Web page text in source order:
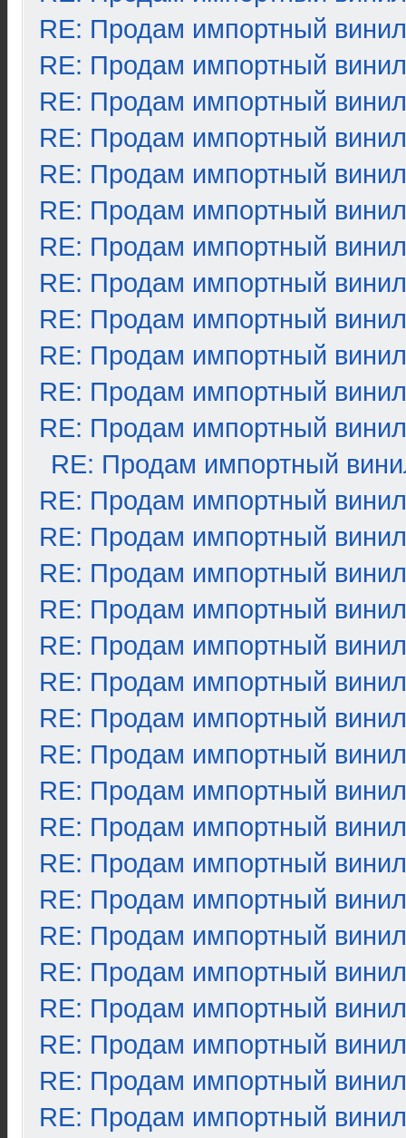
RE: Продам импортный винил
RE: Продам импортный винил
RE: Продам импортный винил
RE: Продам импортный винил
RE: Продам импортный винил
RE: Продам импортный винил
RE: Продам импортный винил
RE: Продам импортный винил
RE: Продам импортный винил
RE: Продам импортный винил
RE: Продам импортный винил
RE: Продам импортный винил
RE: Продам импортный
RE: Продам импортный винил
RE: Продам импортный винил
RE: Продам импортный винил
RE: Продам импортный винил
RE: Продам импортный винил
RE: Продам импортный винил
RE: Продам импортный винил
RE: Продам импортный винил
RE: Продам импортный винил
RE: Продам импортный винил
RE: Продам импортный винил
RE: Продам импортный винил
RE: Продам импортный винил
RE: Продам импортный винил
RE: Продам импортный винил
RE: Продам импортный винил
RE: Продам импортный винил
RE: Продам импортный винил